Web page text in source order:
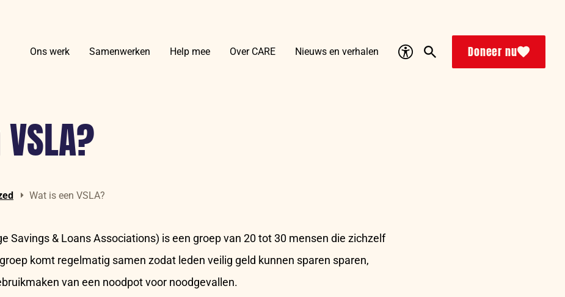
Ons werk Samenwerken Help mee Over CARE Nieuws en verhalen
Accessibility
Search
Doneer nu
Wat is een VSLA?
Savings & Loans Associations) is een groep van 20 tot 30 mensen die zichzelf
komt regelmatig samen zodat leden veilig geld kunnen sparen sparen,
van een noodpot voor noodgevallen.